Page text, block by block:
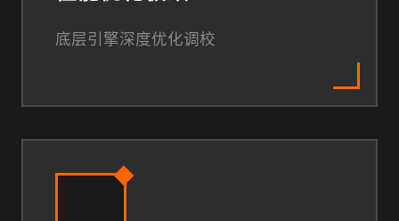
底层引擎深度优化调校